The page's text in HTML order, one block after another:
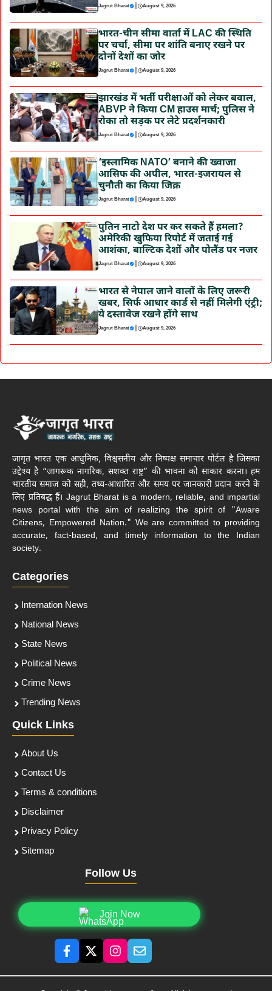
Jagrut Bharat | August 9, 2026
भारत-चीन सीमा वार्ता में LAC की स्थिति
पर चर्चा, सीमा पर शांति बनाए रखने पर
दोनों देशों का जोर
Jagrut Bharat | August 9, 2026
झारखंड में भर्ती परीक्षाओं को लेकर बवाल,
ABVP ने किया CM हाउस मार्च; पुलिस ने
रोका तो सड़क पर लेटे प्रदर्शनकारी
Jagrut Bharat | August 9, 2026
‘इस्लामिक NATO’ बनाने की ख्वाजा
आसिफ की अपील, भारत-इजरायल से
चुनौती का किया जिक्र
Jagrut Bharat | August 9, 2026
पुतिन नाटो देश पर कर सकते हैं हमला?
अमेरिकी खुफिया रिपोर्ट में जताई गई
आशंका, बाल्टिक देशों और पोलैंड पर नजर
Jagrut Bharat | August 9, 2026
भारत से नेपाल जाने वालों के लिए जरूरी
खबर, सिर्फ आधार कार्ड से नहीं मिलेगी एंट्री;
ये दस्तावेज रखने होंगे साथ
Jagrut Bharat | August 9, 2026
जागृत भारत एक आधुनिक, विश्वसनीय और निष्पक्ष समाचार पोर्टल है जिसका
उद्देश्य है “जागरूक नागरिक, सशक्त राष्ट्र” की भावना को साकार करना। हम
भारतीय समाज को सही, तथ्य-आधारित और समय पर जानकारी प्रदान करने के
लिए प्रतिबद्ध हैं। Jagrut Bharat is a modern, reliable, and impartial
news portal with the aim of realizing the spirit of "Aware
Citizens, Empowered Nation." We are committed to providing
accurate, fact-based, and timely information to the Indian
society.
Categories
Internation News
National News
State News
Political News
Crime News
Trending News
Quick Links
About Us
Contact Us
Terms & conditions
Disclaimer
Privacy Policy
Sitemap
Follow Us
Join Now